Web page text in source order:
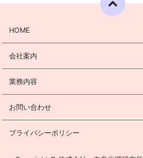
HOME
会社案内
業務内容
お問い合わせ
プライバシーポリシー